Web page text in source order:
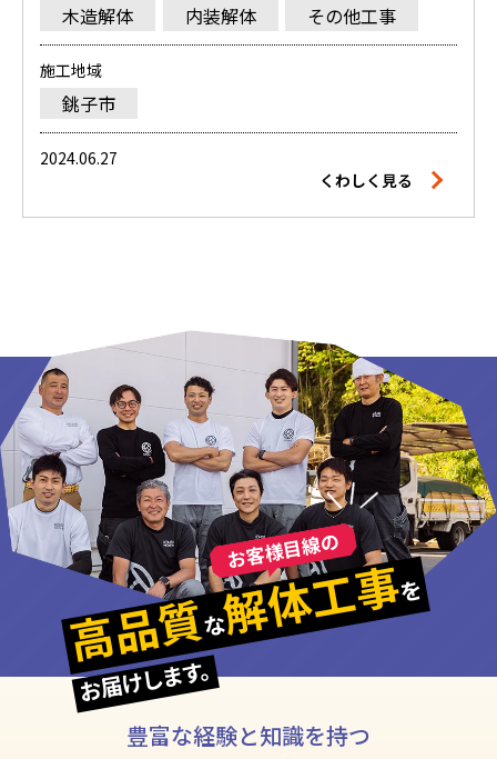
木造解体 内装解体 その他工事
施工地域
銚子市
2024.06.27
くわしく見る
お客様目線の
高品質な解体工事を
お届けします。
豊富な経験と知識を持つ